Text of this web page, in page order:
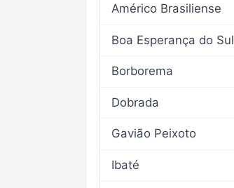
Américo Brasiliense
Boa Esperança do Sul
Borborema
Dobrada
Gavião Peixoto
Ibaté